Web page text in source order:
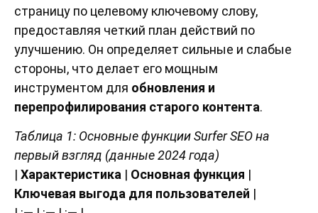
страницу по целевому ключевому слову,
предоставляя четкий план действий по
улучшению. Он определяет сильные и слабые
стороны, что делает его мощным
инструментом для обновления и
перепрофилирования старого контента.
Таблица 1: Основные функции Surfer SEO на
первый взгляд (данные 2024 года)
| Характеристика | Основная функция |
Ключевая выгода для пользователей |